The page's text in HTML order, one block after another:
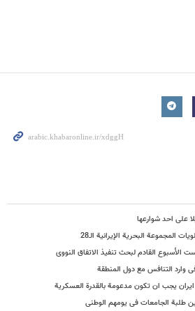
على احد شوارعها
المجموعة البحریة الإیرانیة الـ28
الأسبوع القادم لبحث تنفیذ الاتفاق النووی
وارد التنافس مع دول المنطقة
یجب ان تکون مدعومة بالقدرة العسکریة
طلبة الجامعات فی یومهم الوطنی